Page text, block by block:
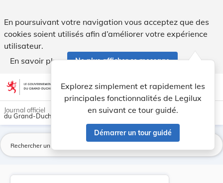
En poursuivant votre navigation vous acceptez que des
cookies soient utilisés afin d’améliorer votre expérience
utilisateur.
En savoir plus
Ne plus afficher ce message
Aller au contenu account_circle help Aide
Explorez simplement et rapidement les
principales fonctionnalités de Legilux
en suivant ce tour guidé.
Démarrer un tour guidé
light_mode dark_mode
Journal officiel
du Grand-Duché de Luxembourg